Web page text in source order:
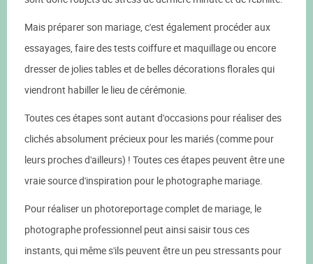
Mais préparer son mariage, c'est également procéder aux
essayages, faire des tests coiffure et maquillage ou encore
dresser de jolies tables et de belles décorations florales qui
viendront habiller le lieu de cérémonie.
Toutes ces étapes sont autant d'occasions pour réaliser des
clichés absolument précieux pour les mariés (comme pour
leurs proches d'ailleurs) ! Toutes ces étapes peuvent être une
vraie source d'inspiration pour le photographe mariage.
Pour réaliser un photoreportage complet de mariage, le
photographe professionnel peut ainsi saisir tous ces
instants, qui même s'ils peuvent être un peu stressants pour